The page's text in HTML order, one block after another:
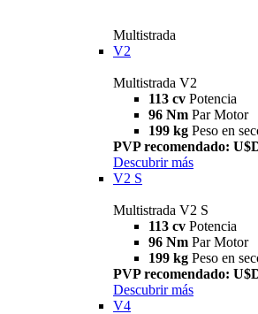
Multistrada
V2
Multistrada V2
113 cv Potencia
96 Nm Par Motor
199 kg Peso en
PVP recomendado:
Descubrir más
V2 S
Multistrada V2 S
113 cv Potencia
96 Nm Par Motor
199 kg Peso en
PVP recomendado:
Descubrir más
V4